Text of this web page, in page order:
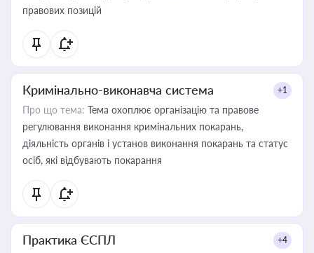
правових позицій
Кримінально-виконавча система +1
Про що тема: Тема охоплює організацію та правове
регулювання виконання кримінальних покарань,
діяльність органів і установ виконання покарань та статус
осіб, які відбувають покарання
Практика ЄСПЛ +4